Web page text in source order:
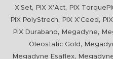
X'Set, PIX X'Act, PIX
PIX PolyStrech, PIX X'Ceed ,
PIX Duraband , Megadyne,
Oleostatic Gold ,
Megadyne Esaflex,